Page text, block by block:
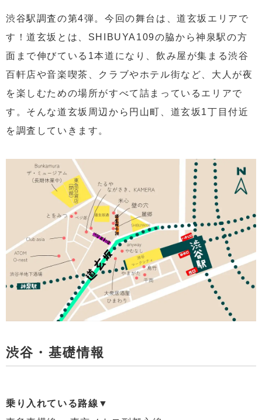
渋谷駅調査の第4弾。今回の舞台は、道玄坂エリアで
す！道玄坂とは、SHIBUYA109の脇から神泉駅の方
面まで伸びている1本道になり、飲み屋が集まる渋谷
百軒店や音楽喫茶、クラブやホテル街など、大人が夜
を楽しむための場所がすべて詰まっているエリアで
す。そんな道玄坂周辺から円山町、道玄坂1丁目付近
を調査していきます。
渋谷・基礎情報
乗り入れている路線▼